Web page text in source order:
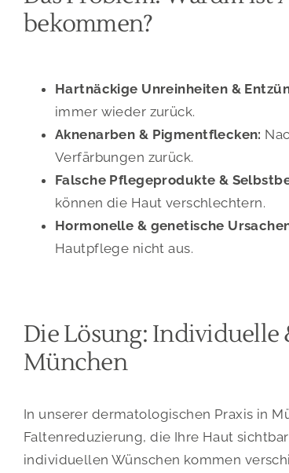
bekommen?
Hartnäckige Unreinheiten &
immer wieder zurück.
Aknenarben & Pigmentflecken:
Verfärbungen zurück.
Falsche Pflegeprodukte &
können die Haut verschlechtern.
Hormonelle & genetische
Hautpflege nicht aus.
Die Lösung:
München
In unserer dermatologischen Praxis in
Faltenreduzierung, die Ihre Haut
individuellen Wünschen kommen